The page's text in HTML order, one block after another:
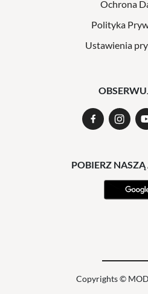
Ochrona
Polityka
Ustawienia
POBIERZ
Copyrights ©